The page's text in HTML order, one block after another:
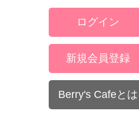
ログイン
新規会員登録
Berry's Cafeとは